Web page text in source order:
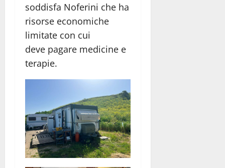
soddisfa Noferini che ha
risorse economiche
limitate con cui
deve pagare medicine e
terapie.